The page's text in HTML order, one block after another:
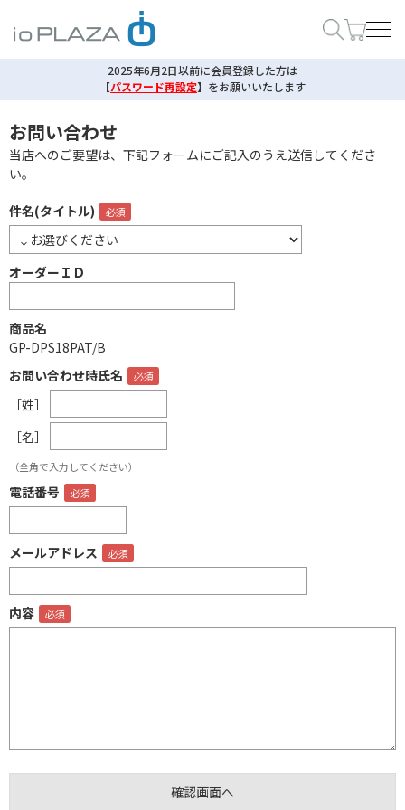
2025年6月2日以前に会員登録した方は
【パスワード再設定】 をお願いいたします
お問い合わせ
当店へのご要望は、下記フォームにご記入のうえ送信してくださ
い。
件名(タイトル)
オーダーＩＤ
商品名
GP-DPS18PAT/B
お問い合わせ時氏名
［姓］
［名］
（全角で入力してください）
電話番号
メールアドレス
内容